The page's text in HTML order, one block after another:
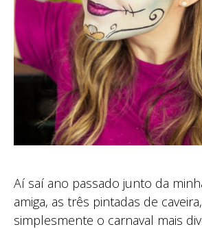
Aí saí ano passado junto da
amiga, as três pintadas de
simplesmente o carnaval mais